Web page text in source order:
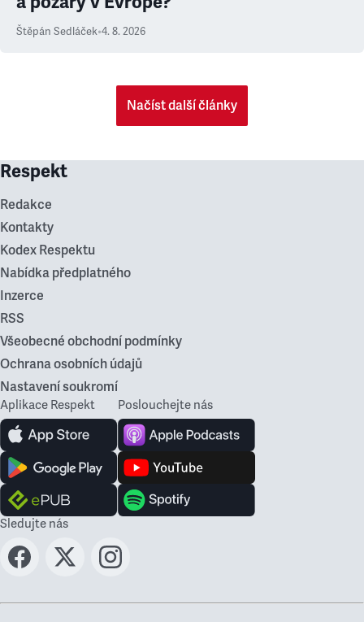
Štěpán Sedláček•4. 8. 2026
Načíst další články
Respekt
Redakce
Kontakty
Kodex Respektu
Nabídka předplatného
Inzerce
RSS
Všeobecné obchodní podmínky
Ochrana osobních údajů
Nastavení soukromí
Aplikace Respekt Poslouchejte nás
Sledujte nás